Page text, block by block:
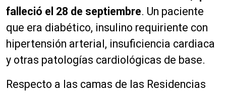
falleció el 28 de septiembre. Un paciente
que era diabético, insulino requiriente con
hipertensión arterial, insuficiencia cardiaca
y otras patologías cardiológicas de base.
Respecto a las camas de las Residencias